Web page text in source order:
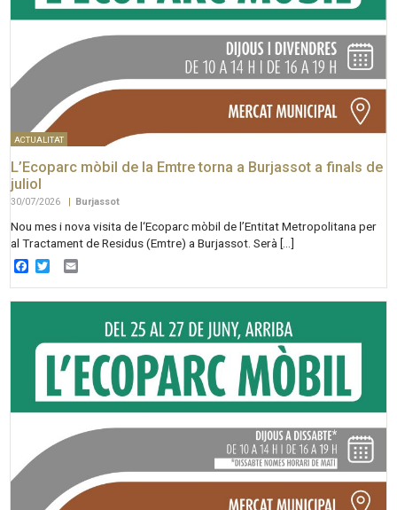
ACTUALITAT
L’Ecoparc mòbil de la Emtre torna a Burjassot a finals de
juliol
30/07/2026 Burjassot
Nou mes i nova visita de l‘Ecoparc mòbil de l’Entitat Metropolitana per
al Tractament de Residus (Emtre) a Burjassot. Serà […]
Facebook
Twitter